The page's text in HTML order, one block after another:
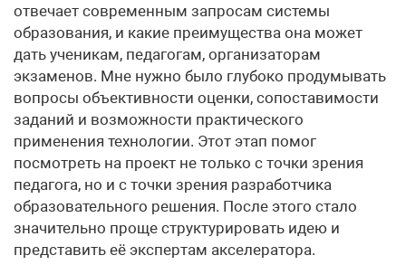
отвечает современным запросам системы
образования, и какие преимущества она может
дать ученикам, педагогам, организаторам
экзаменов. Мне нужно было глубоко продумывать
вопросы объективности оценки, сопоставимости
заданий и возможности практического
применения технологии. Этот этап помог
посмотреть на проект не только с точки зрения
педагога, но и с точки зрения разработчика
образовательного решения. После этого стало
значительно проще структурировать идею и
представить её экспертам акселератора.